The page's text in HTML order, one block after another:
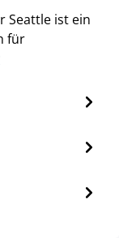
Seattle ist ein
für